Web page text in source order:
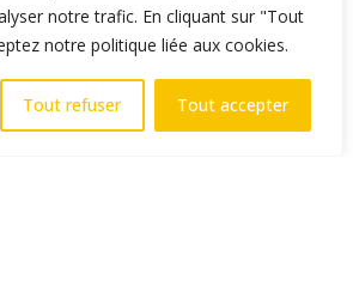
notre trafic. En cliquant sur "Tout
notre politique liée aux cookies.
Tout refuser Tout accepter